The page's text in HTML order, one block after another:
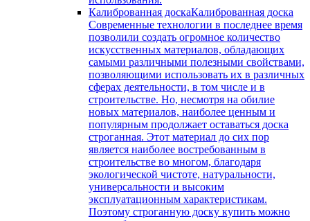
Калиброванная доскаКалиброванная доска
Современные технологии в последнее время
позволили создать огромное количество
искусственных материалов, обладающих
самыми различными полезными свойствами,
позволяющими использовать их в различных
сферах деятельности, в том числе и в
строительстве. Но, несмотря на обилие
новых материалов, наиболее ценным и
популярным продолжает оставаться доска
строганная. Этот материал до сих пор
является наиболее востребованным в
строительстве во многом, благодаря
экологической чистоте, натуральности,
универсальности и высоким
эксплуатационным характеристикам.
Поэтому строганную доску купить можно